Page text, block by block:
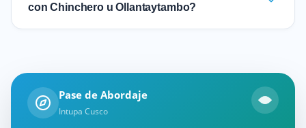
con Chinchero u Ollantaytambo?
Pase de Abordaje
Intupa Cusco